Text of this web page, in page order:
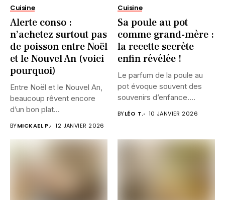
Cuisine
Alerte conso :
n’achetez surtout pas
de poisson entre Noël
et le Nouvel An (voici
pourquoi)
Entre Noël et le Nouvel An,
beaucoup rêvent encore
d’un bon plat...
BYMICKAEL P. 12 JANVIER 2026
Cuisine
Sa poule au pot
comme grand-mère :
la recette secrète
enfin révélée !
Le parfum de la poule au
pot évoque souvent des
souvenirs d’enfance....
BYLÉO T. 10 JANVIER 2026